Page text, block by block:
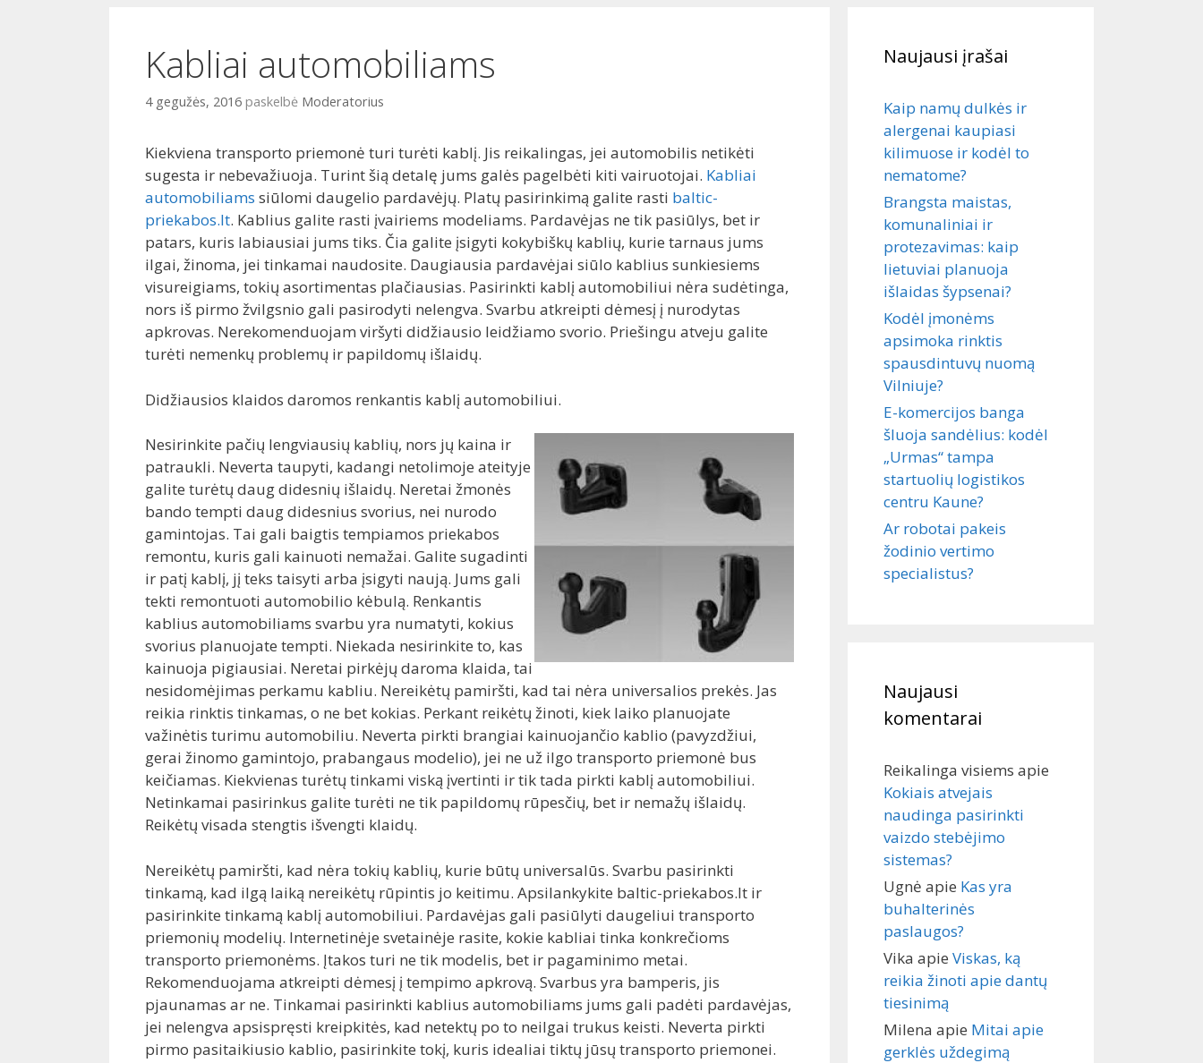
Kabliai automobiliams
4 gegužės, 2016 paskelbė Moderatorius
Kiekviena transporto priemonė turi turėti kablį. Jis reikalingas, jei automobilis netikėti
sugesta ir nebevažiuoja. Turint šią detalę jums galės pagelbėti kiti vairuotojai. Kabliai
automobiliams siūlomi daugelio pardavėjų. Platų pasirinkimą galite rasti baltic-
priekabos.lt. Kablius galite rasti įvairiems modeliams. Pardavėjas ne tik pasiūlys, bet ir
patars, kuris labiausiai jums tiks. Čia galite įsigyti kokybiškų kablių, kurie tarnaus jums
ilgai, žinoma, jei tinkamai naudosite. Daugiausia pardavėjai siūlo kablius sunkiesiems
visureigiams, tokių asortimentas plačiausias. Pasirinkti kablį automobiliui nėra sudėtinga,
nors iš pirmo žvilgsnio gali pasirodyti nelengva. Svarbu atkreipti dėmesį į nurodytas
apkrovas. Nerekomenduojam viršyti didžiausio leidžiamo svorio. Priešingu atveju galite
turėti nemenkų problemų ir papildomų išlaidų.
Didžiausios klaidos daromos renkantis kablį automobiliui.
Nesirinkite pačių lengviausių kablių, nors jų kaina ir
patraukli. Neverta taupyti, kadangi netolimoje ateityje
galite turėtų daug didesnių išlaidų. Neretai žmonės
bando tempti daug didesnius svorius, nei nurodo
gamintojas. Tai gali baigtis tempiamos priekabos
remontu, kuris gali kainuoti nemažai. Galite sugadinti
ir patį kablį, jį teks taisyti arba įsigyti naują. Jums gali
tekti remontuoti automobilio kėbulą. Renkantis
kablius automobiliams svarbu yra numatyti, kokius
svorius planuojate tempti. Niekada nesirinkite to, kas
kainuoja pigiausiai. Neretai pirkėjų daroma klaida, tai
nesidomėjimas perkamu kabliu. Nereikėtų pamiršti, kad tai nėra universalios prekės. Jas
reikia rinktis tinkamas, o ne bet kokias. Perkant reikėtų žinoti, kiek laiko planuojate
važinėtis turimu automobiliu. Neverta pirkti brangiai kainuojančio kablio (pavyzdžiui,
gerai žinomo gamintojo, prabangaus modelio), jei ne už ilgo transporto priemonė bus
keičiamas. Kiekvienas turėtų tinkami viską įvertinti ir tik tada pirkti kablį automobiliui.
Netinkamai pasirinkus galite turėti ne tik papildomų rūpesčių, bet ir nemažų išlaidų.
Reikėtų visada stengtis išvengti klaidų.
Nereikėtų pamiršti, kad nėra tokių kablių, kurie būtų universalūs. Svarbu pasirinkti
tinkamą, kad ilgą laiką nereikėtų rūpintis jo keitimu. Apsilankykite baltic-priekabos.lt ir
pasirinkite tinkamą kablį automobiliui. Pardavėjas gali pasiūlyti daugeliui transporto
priemonių modelių. Internetinėje svetainėje rasite, kokie kabliai tinka konkrečioms
transporto priemonėms. Įtakos turi ne tik modelis, bet ir pagaminimo metai.
Rekomenduojama atkreipti dėmesį į tempimo apkrovą. Svarbus yra bamperis, jis
pjaunamas ar ne. Tinkamai pasirinkti kablius automobiliams jums gali padėti pardavėjas,
jei nelengva apsispręsti kreipkitės, kad netektų po to neilgai trukus keisti. Neverta pirkti
pirmo pasitaikiusio kablio, pasirinkite tokį, kuris idealiai tiktų jūsų transporto priemonei.
Naujausi įrašai
Kaip namų dulkės ir
alergenai kaupiasi
kilimuose ir kodėl to
nematome?
Brangsta maistas,
komunaliniai ir
protezavimas: kaip
lietuviai planuoja
išlaidas šypsenai?
Kodėl įmonėms
apsimoka rinktis
spausdintuvų nuomą
Vilniuje?
E-komercijos banga
šluoja sandėlius: kodėl
„Urmas“ tampa
startuolių logistikos
centru Kaune?
Ar robotai pakeis
žodinio vertimo
specialistus?
Naujausi
komentarai
Reikalinga visiems apie
Kokiais atvejais
naudinga pasirinkti
vaizdo stebėjimo
sistemas?
Ugnė apie Kas yra
buhalterinės
paslaugos?
Vika apie Viskas, ką
reikia žinoti apie dantų
tiesinimą
Milena apie Mitai apie
gerklės uždegimą